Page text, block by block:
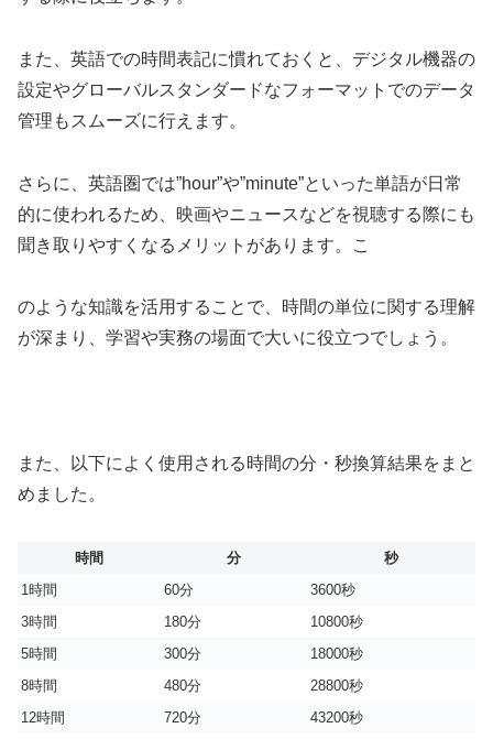
また、英語での時間表記に慣れておくと、デジタル機器の
設定やグローバルスタンダードなフォーマットでのデータ
管理もスムーズに行えます。
さらに、英語圏では”hour”や”minute”といった単語が日常
的に使われるため、映画やニュースなどを視聴する際にも
聞き取りやすくなるメリットがあります。こ
のような知識を活用することで、時間の単位に関する理解
が深まり、学習や実務の場面で大いに役立つでしょう。
また、以下によく使用される時間の分・秒換算結果をまと
めました。
時間 分
秒
1時間
60分
3600秒
3時間
180分
10800秒
5時間
300分
18000秒
8時間
480分
28800秒
12時間
720分
43200秒